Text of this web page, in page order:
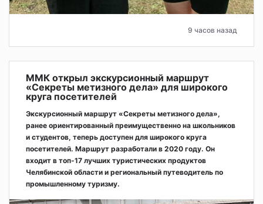
9 часов назад
ММК открыл экскурсионный маршрут
«Секреты метизного дела» для широкого
круга посетителей
Экскурсионный маршрут «Секреты метизного дела»,
ранее ориентированный преимущественно на школьников
и студентов, теперь доступен для широкого круга
посетителей. Маршрут разработали в 2020 году. Он
входит в топ-17 лучших туристических продуктов
Челябинской области и региональный путеводитель по
промышленному туризму.